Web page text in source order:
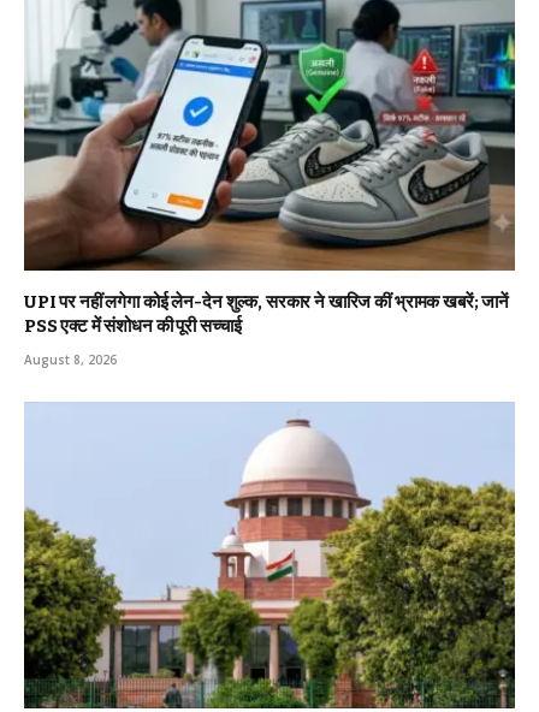
UPI पर नहीं लगेगा कोई लेन-देन शुल्क, सरकार ने खारिज कीं भ्रामक खबरें; जानें
PSS एक्ट में संशोधन की पूरी सच्चाई
August 8, 2026